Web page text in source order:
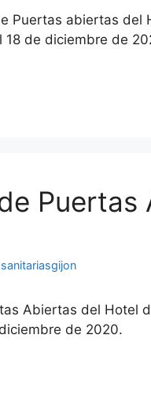
Puertas abiertas
18 de diciembre de
Abiertas del Hotel
de 2020.